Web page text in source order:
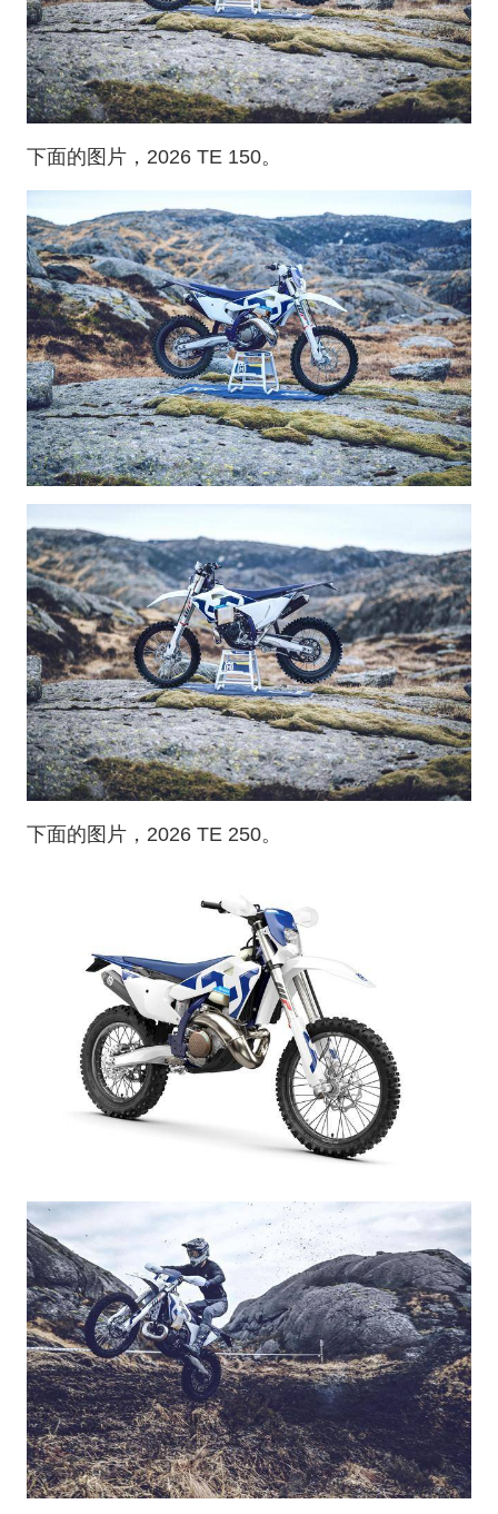
下面的图片，2026 TE 150。
下面的图片，2026 TE 250。